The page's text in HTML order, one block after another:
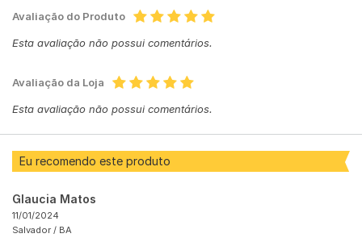
Avaliação do Produto
Esta avaliação não possui comentários.
Avaliação da Loja
Esta avaliação não possui comentários.
Eu recomendo este produto
Glaucia Matos
11/01/2024
Salvador / BA